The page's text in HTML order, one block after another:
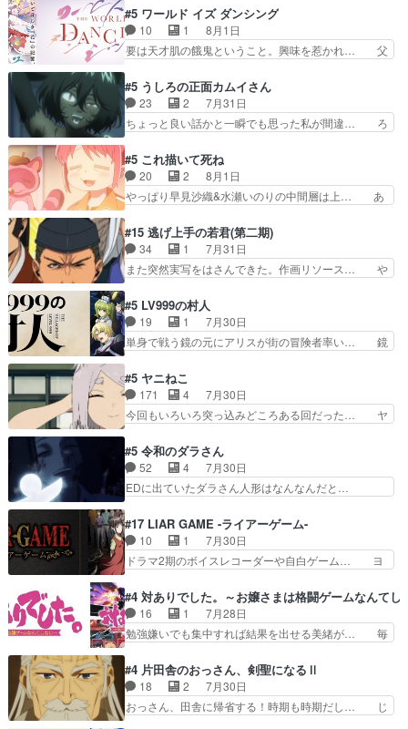
らっしゃるからかしらお顔が… 黒絵「怪獣に憧れ
るのはいいけど自分自身が… 素の自分はどちらな
のかはまだ不明だが見せ…
ラが悪魔すぎて気分が悪くなってきたこ… 声優ま
とめました(７話まで)仲町あられ/… ビオラの策略
がバッチリ嵌って最高wwwこ… 自信あれば評価
なんて気にしないし、充実し… ・バーチャルだけ
け？と思ったら歌唱シーン… の、らいぶシーン
＿!!­­--­­--­… それだけでええやん！！しかし、ビオラ
が仕…
#5 ワールド イズ ダンシング
10 1
8月1日
要は天才肌の餓鬼ということ。興味を惹かれ… 父
の鬼夜叉と田楽の増次郎。小さないざこ… 着眼点
は良くとも、先鋭的すぎるのか。芸能… 鬼夜叉は
石也と共に観世座をあとにし、三条… 観世座を離
れ、三条坊門御所で日々を送る鬼… 「お前(鬼夜
子舞勝負。鬼夜叉は猫の動き… 登場人物の我が強
い。新しい獅子舞に拘って… 第５話を
primevideoで視聴しまし…
#5 うしろの正面カムイさん
23 2
7月31日
ちょっと良い話かと一瞬でも思った私が間違… ろ
も1日お疲れ様でした～───昨晩～今… 幼女に拾
われたお市ちゃんの恩返し。化け猫… 役にて出演
させていただきました。ジョアン… トイ・ストー
リーみたいな始まり。流石に除… 猫相手になんで
し良い話化け猫は油が好物… 今回はあかやし1体
のみで15分。金持ちの… 今更だけど霊が性行為
で祓えることは何とな…
#5 これ描いて死ね
20 2
8月1日
やっぱり早見沙織&水瀬いのりの中間層は上… あ
人物が増えてわいわいしたところが好き… 初コミ
ティアで２０冊刷りは妥当だよね。俺… 藤森さん
のママ向けの漫画で、また涙腺が⋯… 〜漫画に
「想い」をこめよう｣娘に漫画であ… 何回この作
てコミティアっていいなあ。同… コミティア参加
のしおりを徹夜で作る先生(… お母さん、娘にあ
んな漫画描かれたら泣いち…
#15 逃げ上手の若君(第二期)
34 1
7月31日
また突然実写をはさんできた。作画リソース… や
歳まで童貞だと魔法使いになれるという… こっち
の諏訪の三大将もまたクセが強いw色… 頼重が完
全にブレーンだよね毎回敵キャラが… 弧次郎「欲
を我慢して強くなれるなら大飯食… 変化球な演出
ていただきました！最終的に… この高らかなDT
宣言、合田一人に通じるも… この作品は近年稀に
見るおっさんキャラの充…
#5 LV999の村人
19 1
7月30日
単身で戦う鏡の元にアリスが街の冒険者率い… 鏡
なががんばってくれたアリスの父ちゃん… 成長限
界が999である村人と定めた上位存… 大規模バト
ルシーンなのに会話してばっかり… やっぱり勇者
より強かったか笑統率力LV9… 普通の人間の親子
組みか‥Lv200帯の… そのために役割を超越する
者の出現させるた… アリスのお陰で他の勇者達も
共闘してくれ魔…
#5 ヤニねこ
171 4
7月30日
今回もいろいろ突っ込みどころある回だった… ヤ
ちゃんの恋愛話をしたり、タバコを生産… ここう
っすら思ったことズバリ言ってくれて… おかし
い、さわやかだ 世話好きの陰に支配… ヤクねこ
のクワガタ取りの話見て切なくなっ… 普段は選別
れww唐突な作画力の正… なんか今日はかなり一
瞬で終わっちまったっ… 先週と比べてまだまとも
に見えた。4話は過…
#5 令和のダラさん
52 4
7月30日
EDに出ていたダラさん人形はなんなんだと…
惨な過去がきっちり現代に継承されている… ダラ
さんと姉弟の母との出会いの話やはりダ… ダラさ
んの過去話も佳境…げに恐ろしいは人… 第５話感
想：２人の過剰な貢ぎ物?の礼とし… 第５話感
系列が4話と入れ替わってるのね… こんなデカイ
のどうやって運ぶんだよ！？姉… ダラさん、人型
形態にもなれるんか!?w髪…
#17 LIAR GAME -ライアーゲーム-
10 1
7月30日
ドラマ2期のボイスレコーダーや自白ゲーム… ヨ
国の奴らも馬鹿が多いが、夜の国も同じ… ご視聴
ありがとうございました来週もよろし… 握った◯
治郎（中の人的に）仲間であるプレ… ヨコヤの頭
の回転の速さと人間の心理を利用… 夜の国のヨコ
で夜の国の独裁支配を強化、… やはりヨコヤいい
ですね。昼の国が勝てる流… 役で出演いたしまし
た。次回も緊張が止まり…
#4 対ありでした。～お嬢さまは格闘ゲームなんてし
16 1
7月28日
勉強嫌いでも集中すれば結果を出せる美緒が… 毎
なゲームも相手が強すぎるとやる気無く… テー
マ：テスト勉強と大会感想は、美緒がテ… すげー
ーーーーーーーー良い……。女性声優… 深夜の格
ゲー対戦よりテストの方がよっぽど… 真剣に授業
#4 片田舎のおっさん、剣聖になるⅡ
18 2
7月30日
おっさん、田舎に帰省する！時期も時期だし… じ